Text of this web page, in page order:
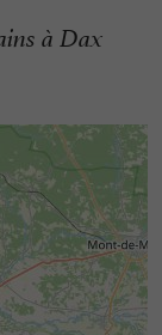
à Dax